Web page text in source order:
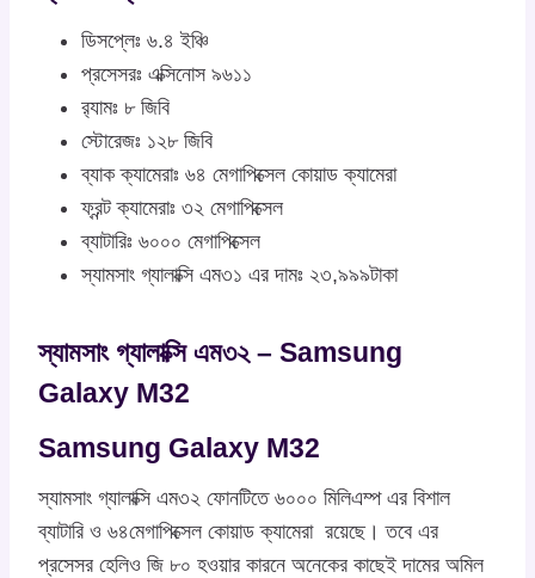
ডিসপ্লেঃ ৬.৪ ইঞ্চি
প্রসেসরঃ এক্সিনোস ৯৬১১
র‍্যামঃ ৮ জিবি
স্টোরেজঃ ১২৮ জিবি
ব্যাক ক্যামেরাঃ ৬৪ মেগাপিক্সেল কোয়াড ক্যামেরা
ফ্রন্ট ক্যামেরাঃ ৩২ মেগাপিক্সেল
ব্যাটারিঃ ৬০০০ মেগাপিক্সেল
স্যামসাং গ্যালাক্সি এম৩১ এর দামঃ ২৩,৯৯৯টাকা
স্যামসাং গ্যালাক্সি এম৩২ – Samsung
Galaxy M32
Samsung Galaxy M32
স্যামসাং গ্যালাক্সি এম৩২ ফোনটিতে ৬০০০ মিলিএম্প এর বিশাল
ব্যাটারি ও ৬৪মেগাপিক্সেল কোয়াড ক্যামেরা রয়েছে। তবে এর
প্রসেসর হেলিও জি ৮০ হওয়ার কারনে অনেকের কাছেই দামের অমিল